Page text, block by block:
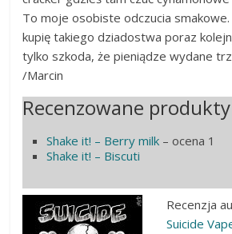
To moje osobiste odczucia
kupię takiego dziadostwa poraz
tylko szkoda, że pieniądze wydane
/Marcin
Recenzowane
Shake it! – Berry milk – ocena 1
Shake it! – Biscuti
Recenzja
Suicide